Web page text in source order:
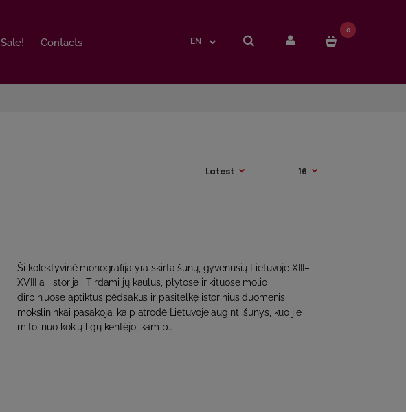
Sale! Contacts EN
0
Sale! Contacts EN
0
Ši kolektyvinė monografija yra skirta šunų, gyvenusių Lietuvoje XIII–
XVIII a., istorijai. Tirdami jų kaulus, plytose ir kituose molio
dirbiniuose aptiktus pėdsakus ir pasitelkę istorinius duomenis
mokslininkai pasakoja, kaip atrodė Lietuvoje auginti šunys, kuo jie
mito, nuo kokių ligų kentėjo, kam b..